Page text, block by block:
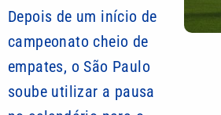
Depois de um início de
campeonato cheio de
empates, o São Paulo
soube utilizar a pausa